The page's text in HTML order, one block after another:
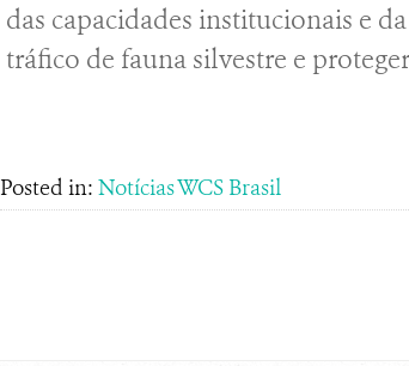
das capacidades institucionais e
tráfico de fauna silvestre e
Posted in: Notícias WCS Brasil